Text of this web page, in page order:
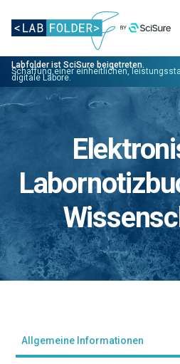
Labfolder ist SciSure beigetreten.
Schaffung einer einheitlichen,
digitale Labore.
Allgemeine Informationen